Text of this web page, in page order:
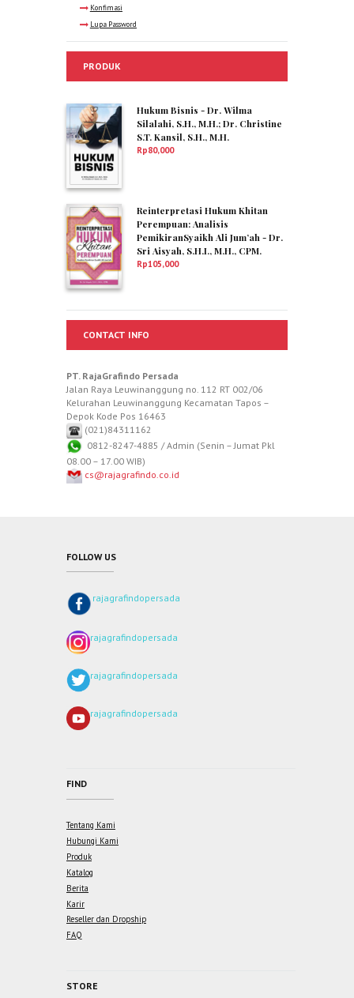
Konfimasi
Lupa Password
PRODUK
Hukum Bisnis - Dr. Wilma
Silalahi, S.H., M.H.; Dr. Christine
S.T. Kansil, S.H., M.H.
Rp80,000
Reinterpretasi Hukum Khitan
Perempuan: Analisis
PemikiranSyaikh Ali Jum’ah - Dr.
Sri Aisyah, S.H.I., M.H., CPM.
Rp105,000
CONTACT INFO
PT. RajaGrafindo Persada
Jalan Raya Leuwinanggung no. 112 RT 002/06
Kelurahan Leuwinanggung Kecamatan Tapos –
Depok Kode Pos 16463
(021)84311162
0812-8247-4885 / Admin (Senin – Jumat Pkl
08.00 – 17.00 WIB)
cs@rajagrafindo.co.id
FOLLOW US
rajagrafindopersada
rajagrafindopersada
rajagrafindopersada
rajagrafindopersada
FIND
Tentang Kami
Hubungi Kami
Produk
Katalog
Berita
Karir
Reseller dan Dropship
FAQ
STORE